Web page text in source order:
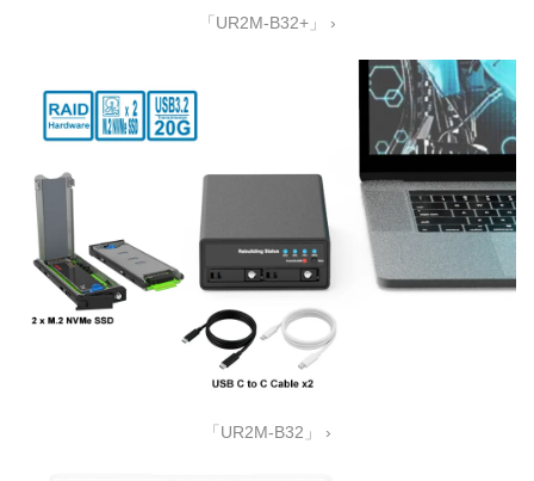
「UR2M-B32+」 ›
「UR2M-B32」 ›